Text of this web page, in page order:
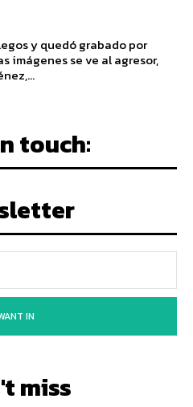
y quedó grabado por
imágenes se ve al agresor,
touch:
IN
miss